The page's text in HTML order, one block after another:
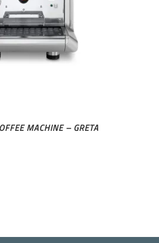
MACHINE – GRETA